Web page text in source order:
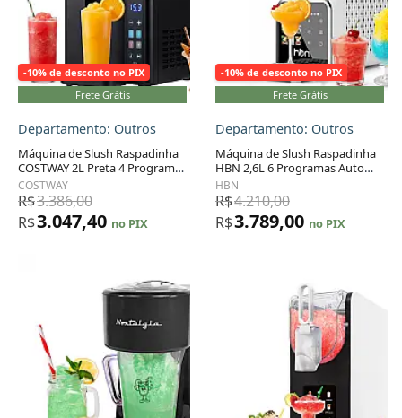
-10% de desconto no PIX
Frete Grátis
Departamento: Outros
Máquina de Slush Raspadinha
COSTWAY 2L Preta 4 Programas
LED Auto Limpeza 220W
COSTWAY
R$3.386,00
R$3.047,40 no PIX
-10% de desconto no PIX
Frete Grátis
Departamento: Outros
Máquina de Slush Raspadinha
HBN 2,6L 6 Programas Auto
Limpeza LED 110V
HBN
R$4.210,00
R$3.789,00 no PIX
Adicionar ao carrinho Adicionar ao carrinho